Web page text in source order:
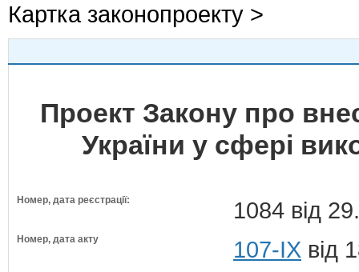
Картка законопроекту >
Проект Закону про
України у сфері
Номер, дата реєстрації: 1084 від
Номер, дата акту 107-IX від